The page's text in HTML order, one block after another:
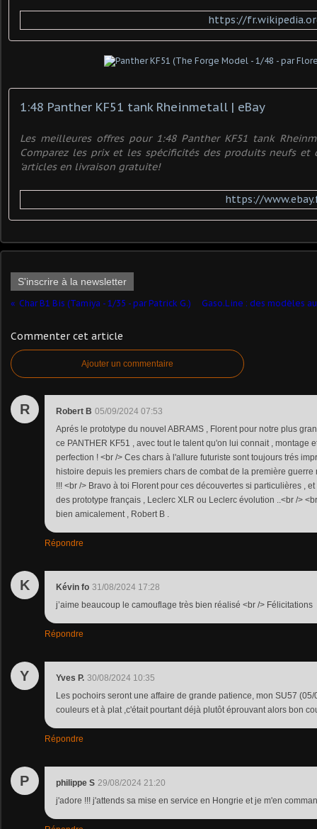
https://
1:48 Panther KF51 tank Rheinmetall | eBay
Les meilleures offres pour 1:48 Panther KF51 tank
Comparez les prix et les spécificités des produits neufs
'articles en livraison gratuite!
https://
S'inscrire à la newsletter
Char B1 Bis (Tamiya - 1/35 - par Patrick G.) ​ Gaso.Line : des modèles
Commenter cet article
Ajouter un commentaire
R Robert B 05/09/2024 07:53
Aprés le prototype du nouvel ABRAMS , Florent pour notre plus
ce PANTHER KF51 , avec tout le talent qu'on lui connait , montage
perfection ! <br /> Ces chars à l'allure futuriste sont toujours trés
histoire depuis les premiers chars de combat de la première
!!! <br /> Bravo à toi Florent pour ces découvertes si particulières ,
des prototype français , Leclerc XLR ou Leclerc évolution ..<br />
bien amicalement , Robert B .
Répondre
K Kévin fo 31/08/2024 17:28
j’aime beaucoup le camouflage très bien réalisé <br /> Félicitations
Répondre
Y Yves P. 30/08/2024 10:35
Les pochoirs seront une affaire de grande patience, mon SU57
couleurs et à plat ,c'était pourtant déjà plutôt éprouvant alors bon
Répondre
P philippe S 29/08/2024 21:20
j'adore !!! j'attends sa mise en service en Hongrie et je m'en